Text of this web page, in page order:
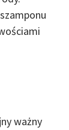
ważny